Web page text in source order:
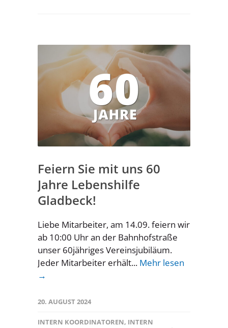
Feiern Sie mit uns 60
Jahre Lebenshilfe
Gladbeck!
Liebe Mitarbeiter, am 14.09. feiern wir
ab 10:00 Uhr an der Bahnhofstraße
unser 60jähriges Vereinsjubiläum.
Jeder Mitarbeiter erhält... Mehr lesen
→
20. AUGUST 2024
INTERN KOORDINATOREN, INTERN